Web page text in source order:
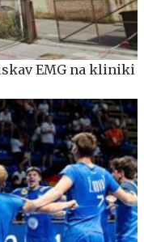
EMG na kliniki